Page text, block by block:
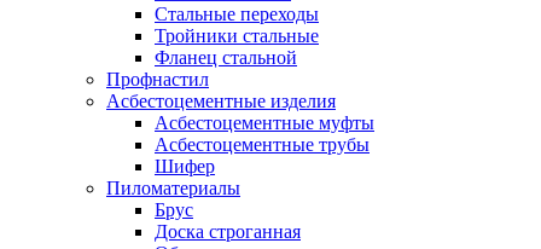
Стальные переходы
Тройники стальные
Фланец стальной
Профнастил
Асбестоцементные изделия
Асбестоцементные муфты
Асбестоцементные трубы
Шифер
Пиломатериалы
Брус
Доска строганная